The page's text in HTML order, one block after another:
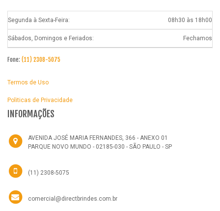
Segunda à Sexta-Feira: 08h30 às 18h00
Sábados, Domingos e Feriados: Fechamos
Fone: (11) 2308-5075
Termos de Uso
Politicas de Privacidade
INFORMAÇÕES
AVENIDA JOSÉ MARIA FERNANDES, 366 - ANEXO 01
PARQUE NOVO MUNDO - 02185-030 - SÃO PAULO - SP
(11) 2308-5075
comercial@directbrindes.com.br